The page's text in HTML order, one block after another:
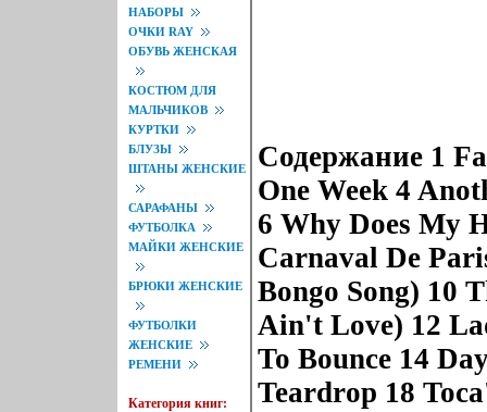
НАБОРЫ
ОЧКИ RAY
ОБУВЬ ЖЕНСКАЯ
КОСТЮМ ДЛЯ
МАЛЬЧИКОВ
КУРТКИ
БЛУЗЫ
ШТАНЫ ЖЕНСКИЕ
САРАФАНЫ
ФУТБОЛКА
МАЙКИ ЖЕНСКИЕ
БРЮКИ ЖЕНСКИЕ
ФУТБОЛКИ
ЖЕНСКИЕ
РЕМЕНИ
Категория книг:
Содержание 1
One Week 4
6 Why Does My
Carnaval De
Bongo Song) 10
Ain't Love) 12
To Bounce 14
Teardrop 18